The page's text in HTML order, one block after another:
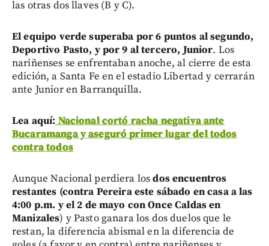
las otras dos llaves (B y C).
El equipo verde superaba por 6 puntos al segundo,
Deportivo Pasto, y por 9 al tercero, Junior. Los
nariñenses se enfrentaban anoche, al cierre de esta
edición, a Santa Fe en el estadio Libertad y cerrarán
ante Junior en Barranquilla.
Lea aquí: Nacional cortó racha negativa ante
Bucaramanga y aseguró primer lugar del todos
contra todos
Aunque Nacional perdiera losdos encuentros
restantes (contra Pereira este sábado en casa a las
4:00 p.m. y el 2 de mayo con Once Caldas en
Manizales) y Pasto ganara los dos duelos que le
restan, la diferencia abismal en la diferencia de